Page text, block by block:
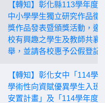
【轉知】彰化縣113學年度
中小學學生獨立研究作品徵
獎作品發表暨頒獎活動，邀
校有興趣之學生及教師共襄
舉，並請各校惠予公假登記
【轉知】彰化女中「114學
學術性向資賦優異學生入班
安置計畫」及「114學年度